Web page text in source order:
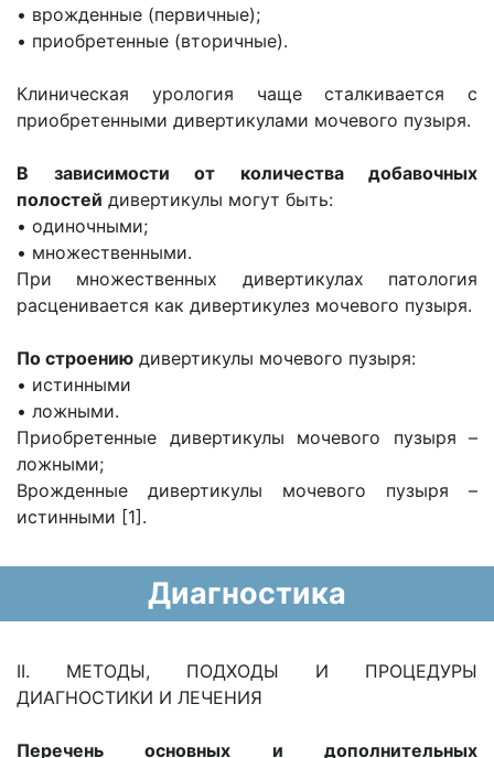
• врожденные (первичные);
• приобретенные (вторичные).
Клиническая урология чаще сталкивается с
приобретенными дивертикулами мочевого пузыря.
В зависимости от количества добавочных
полостей дивертикулы могут быть:
• одиночными;
• множественными.
При множественных дивертикулах патология
расценивается как дивертикулез мочевого пузыря.
По строению дивертикулы мочевого пузыря:
• истинными
• ложными.
Приобретенные дивертикулы мочевого пузыря –
ложными;
Врожденные дивертикулы мочевого пузыря –
истинными [1].
Диагностика
II. МЕТОДЫ, ПОДХОДЫ И ПРОЦЕДУРЫ
ДИАГНОСТИКИ И ЛЕЧЕНИЯ
Перечень основных и дополнительных